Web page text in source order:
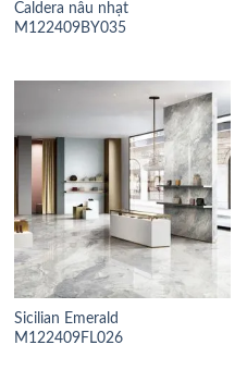
Caldera nâu nhạt
M122409BY035
Sicilian Emerald
M122409FL026